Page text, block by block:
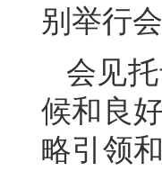
别举行会
会见
候和良
略引领